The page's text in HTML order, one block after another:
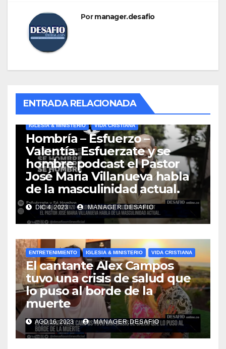
Pormanager.desafio
ENTRADA RELACIONADA
IGLESIA & MINISTERIO VIDA CRISTIANA
Hombría – Esfuerzo –
Valentía. Esfuerzate y se
hombre podcast el Pastor
José Maria Villanueva habla
de la masculinidad actual.
DIC 4, 2023 MANAGER.DESAFIO
ENTRETENIMIENTO IGLESIA & MINISTERIO VIDA CRISTIANA
El cantante Alex Campos
tuvo una crisis de salud que
lo puso al borde de la
muerte
AGO 16, 2023 MANAGER.DESAFIO